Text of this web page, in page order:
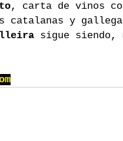
, carta de vinos
catalanas y
sigue siendo,